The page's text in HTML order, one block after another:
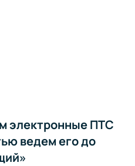
электронные ПТС
ведем его до